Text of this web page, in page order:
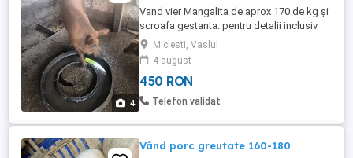
4
Vand vier Mangalita de aprox 170 de kg și
scroafa gestanta. pentru detalii inclusiv
pret apelati numarul de telefon disponibil
Miclesti, Vaslui
4 august
450 RON
Telefon validat
Vând porc greutate 160-180